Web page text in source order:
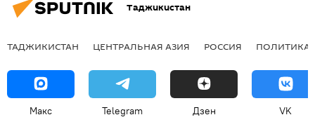
Таджикистан
ТАДЖИКИСТАН ЦЕНТРАЛЬНАЯ АЗИЯ РОССИЯ ПОЛИТИКА
Макс Telegram Дзен VK